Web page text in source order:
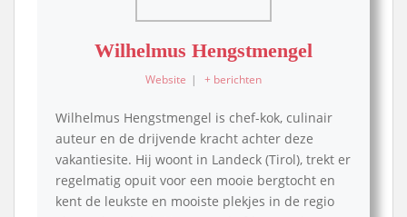
Wilhelmus Hengstmengel
Website | + berichten
Wilhelmus Hengstmengel is chef-kok, culinair
auteur en de drijvende kracht achter deze
vakantiesite. Hij woont in Landeck (Tirol), trekt er
regelmatig opuit voor een mooie bergtocht en
kent de leukste en mooiste plekjes in de regio